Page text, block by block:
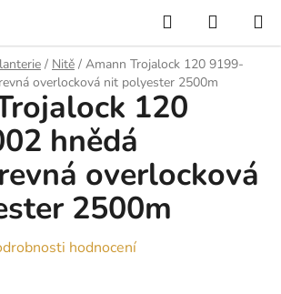
Hledat
KOŠÍK
/ Nitě / Amann Trojalock 120 9199-
overlocková nit polyester 2500m
120
hnědá
overlocková
2500m
hodnocení